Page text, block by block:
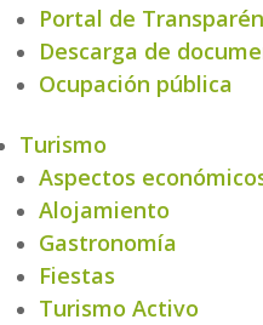
Portal de
Descarga de
Ocupación pública
Turismo
Aspectos
Alojamiento
Gastronomía
Fiestas
Turismo Activo